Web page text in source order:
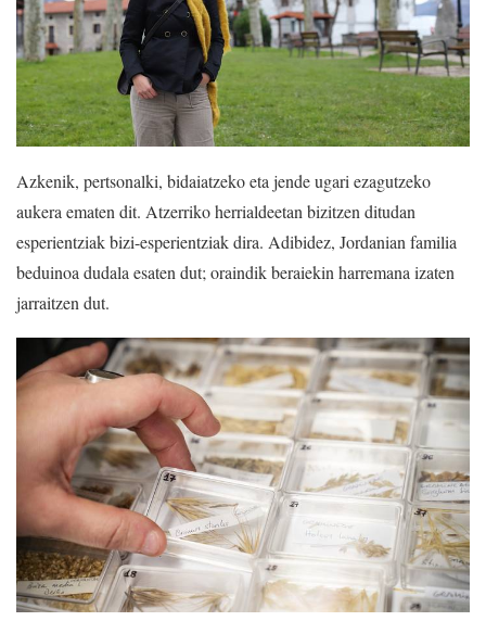
Azkenik, pertsonalki, bidaiatzeko eta jende ugari ezagutzeko
aukera ematen dit. Atzerriko herrialdeetan bizitzen ditudan
esperientziak bizi-esperientziak dira. Adibidez, Jordanian familia
beduinoa dudala esaten dut; oraindik beraiekin harremana izaten
jarraitzen dut.